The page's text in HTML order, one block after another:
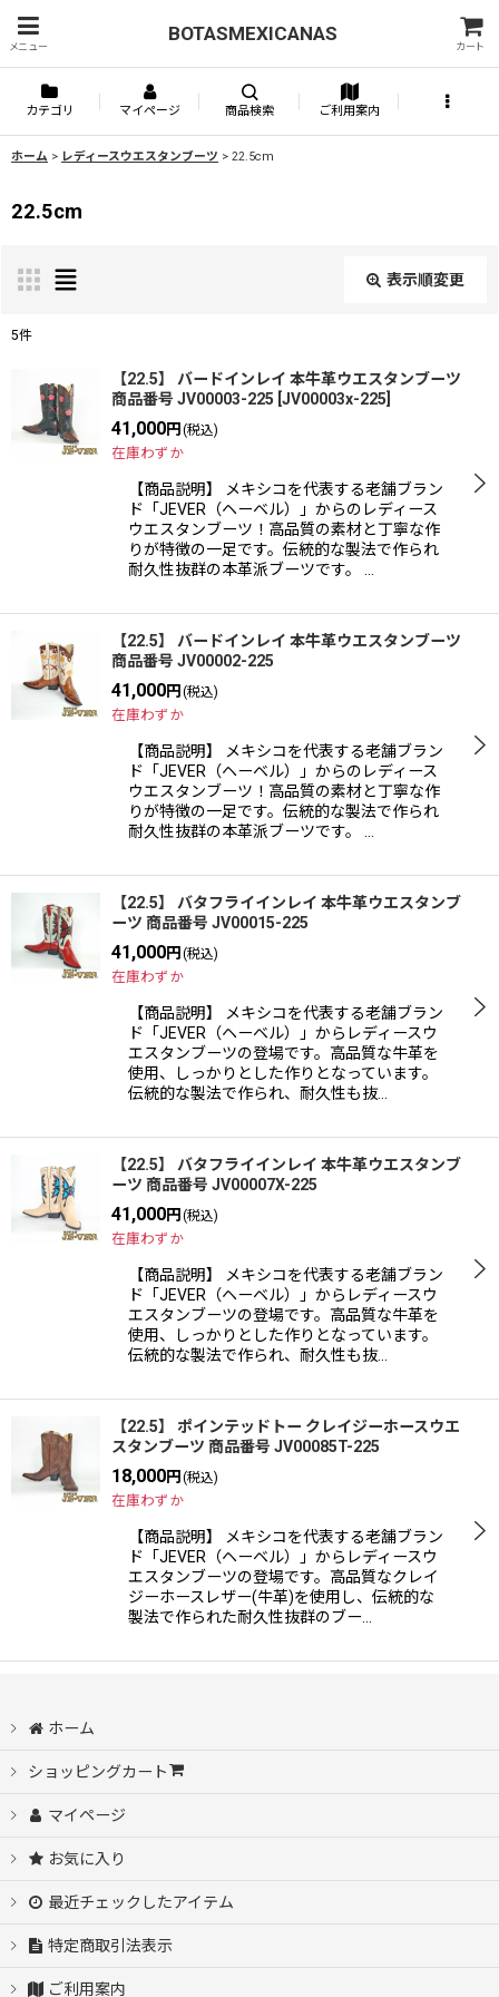
メニュー
BOTASMEXICANAS
カート
カテゴリ マイページ 商品検索 ご利用案内
ホーム > レディースウエスタンブーツ > 22.5cm
22.5cm
表示順変更
並び順
絞り込む
5件
【22.5】 バードインレイ 本牛革ウエスタンブーツ
商品番号 JV00003-225 JV00003x-225
41,000円 (税込)
在庫わずか
【商品説明】 メキシコを代表する老舗ブラン
ド「JEVER（ヘーベル）」からのレディース
ウエスタンブーツ！高品質の素材と丁寧な作
りが特徴の一足です。伝統的な製法で作られ
耐久性抜群の本革派ブーツです。 …
【22.5】 バードインレイ 本牛革ウエスタンブーツ
商品番号 JV00002-225
41,000円 (税込)
在庫わずか
【商品説明】 メキシコを代表する老舗ブラン
ド「JEVER（ヘーベル）」からのレディース
ウエスタンブーツ！高品質の素材と丁寧な作
りが特徴の一足です。伝統的な製法で作られ
耐久性抜群の本革派ブーツです。 …
【22.5】 バタフライインレイ 本牛革ウエスタンブ
ーツ 商品番号 JV00015-225
41,000円 (税込)
在庫わずか
【商品説明】 メキシコを代表する老舗ブラン
ド「JEVER（ヘーベル）」からレディースウ
エスタンブーツの登場です。高品質な牛革を
使用、しっかりとした作りとなっています。
伝統的な製法で作られ、耐久性も抜…
【22.5】 バタフライインレイ 本牛革ウエスタンブ
ーツ 商品番号 JV00007X-225
41,000円 (税込)
在庫わずか
【商品説明】 メキシコを代表する老舗ブラン
ド「JEVER（ヘーベル）」からレディースウ
エスタンブーツの登場です。高品質な牛革を
使用、しっかりとした作りとなっています。
伝統的な製法で作られ、耐久性も抜…
【22.5】 ポインテッドトー クレイジーホースウエ
スタンブーツ 商品番号 JV00085T-225
18,000円 (税込)
在庫わずか
【商品説明】 メキシコを代表する老舗ブラン
ド「JEVER（ヘーベル）」からレディースウ
エスタンブーツの登場です。高品質なクレイ
ジーホースレザー(牛革)を使用し、伝統的な
製法で作られた耐久性抜群のブー…
ホーム
ショッピングカート
マイページ
お気に入り
最近チェックしたアイテム
特定商取引法表示
ご利用案内